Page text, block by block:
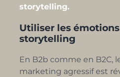
storytelling.
Utiliser les
storytelling
En B2b comme en B2C,
marketing agressif est